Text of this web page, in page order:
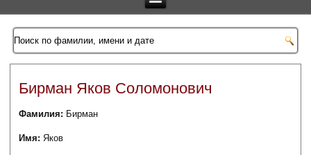
Бирман Яков Соломонович
Фамилия: Бирман
Имя:Яков